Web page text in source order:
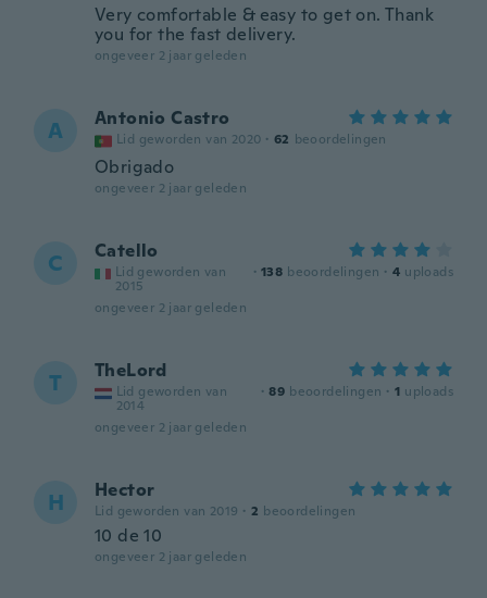
Very comfortable & easy to get on. Thank
you for the fast delivery.
ongeveer 2 jaar geleden
A Antonio Castro
Lid geworden van 2020 · 62 beoordelingen
Obrigado
ongeveer 2 jaar geleden
C Catello
Lid geworden van
2015
· 138 beoordelingen · 4 uploads
ongeveer 2 jaar geleden
T TheLord
Lid geworden van
2014
· 89 beoordelingen · 1 uploads
ongeveer 2 jaar geleden
H Hector
Lid geworden van 2019 · 2 beoordelingen
10 de 10
ongeveer 2 jaar geleden